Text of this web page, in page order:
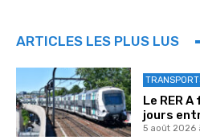
ARTICLES LES PLUS LUS
Le RER
jours
5 août 2026